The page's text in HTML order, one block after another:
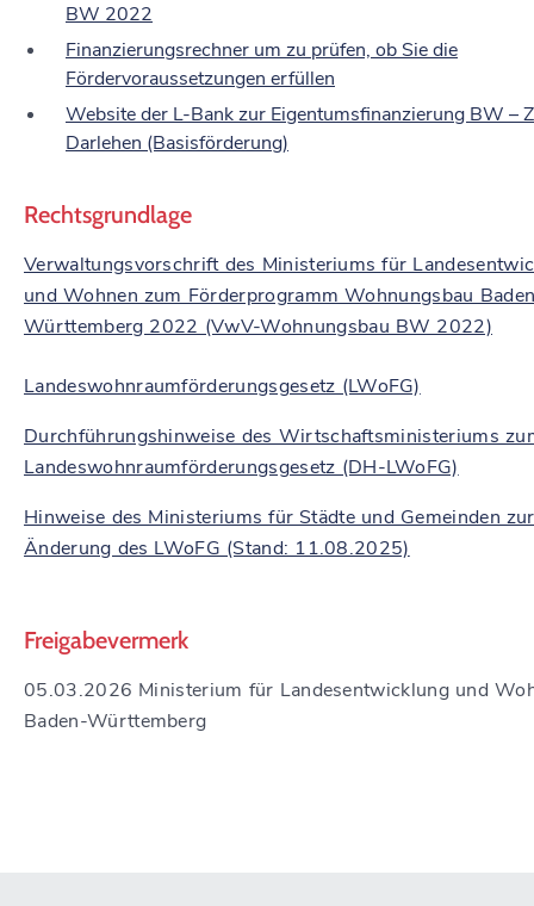
BW 2022
Finanzierungsrechner um zu prüfen, ob Sie die
Fördervoraussetzungen erfüllen
Website der L-Bank zur Eigentumsfinanzierung BW –
Darlehen (Basisförderung)
Rechtsgrundlage
Verwaltungsvorschrift des Ministeriums für
und Wohnen zum Förderprogramm Wohnungsbau
Württemberg 2022 (VwV-Wohnungsbau BW 2022)
Landeswohnraumförderungsgesetz (LWoFG)
Durchführungshinweise des Wirtschaftsministeriums
Landeswohnraumförderungsgesetz (DH-LWoFG)
Hinweise des Ministeriums für Städte und Gemeinden zur
Änderung des LWoFG (Stand: 11.08.2025)
Freigabevermerk
05.03.2026 Ministerium für Landesentwicklung und
Baden-Württemberg